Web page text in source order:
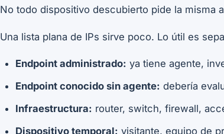
No todo dispositivo descubierto pide la misma
Una lista plana de IPs sirve poco. Lo útil es
Endpoint administrado: ya tiene agente,
Endpoint conocido sin agente: debería
Infraestructura: router, switch, firewall,
Dispositivo temporal: visitante, equipo de